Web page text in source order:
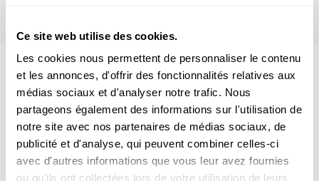
Ce site web utilise des cookies.
Les cookies nous permettent de personnaliser le contenu
et les annonces, d'offrir des fonctionnalités relatives aux
médias sociaux et d'analyser notre trafic. Nous
partageons également des informations sur l'utilisation de
notre site avec nos partenaires de médias sociaux, de
publicité et d'analyse, qui peuvent combiner celles-ci
avec d'autres informations que vous leur avez fournies
ou qu'ils ont collectées lors de votre utilisation de leurs
Aussi intéréssant
POLITIK